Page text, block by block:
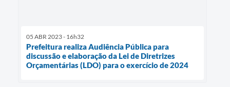
05 ABR 2023 - 16h32
Prefeitura realiza Audiência Pública para
discussão e elaboração da Lei de Diretrizes
Orçamentárias (LDO) para o exercício de 2024